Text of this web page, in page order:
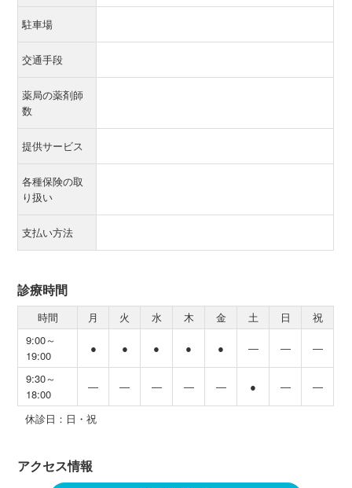
駐車場
交通手段
薬局の薬剤師
数
提供サービス
各種保険の取
り扱い
支払い方法
診療時間
時間 月 火 水 木 金 土 日
祝
9:00～
19:00
● ● ● ● ● ― ― ―
9:30～
18:00
― ― ― ― ― ● ― ―
休診日：日・祝
アクセス情報